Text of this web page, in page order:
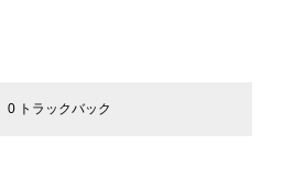
0 トラックバック